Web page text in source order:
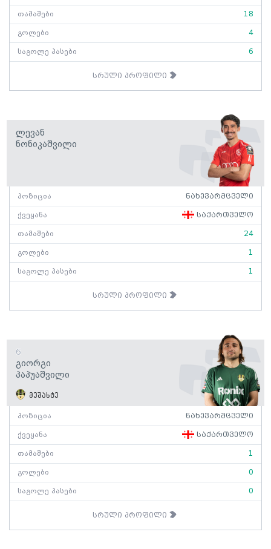
თამაშები 18
გოლები 4
საგოლე პასები 6
სრული პროფილი
Ლევან
Ნონიკაშვილი
პოზიცია ნახევარმცველი
ქვეყანა საქართველო
თამაშები 24
გოლები 1
საგოლე პასები 1
სრული პროფილი
6
Გიორგი
Პაპუაშვილი
მეშახტე
პოზიცია ნახევარმცველი
ქვეყანა საქართველო
თამაშები 1
გოლები 0
საგოლე პასები 0
სრული პროფილი